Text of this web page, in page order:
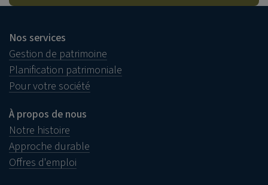
Nos services
Gestion de patrimoine
Planification patrimoniale
Pour votre société
À propos de nous
Notre histoire
Approche durable
Offres d'emploi